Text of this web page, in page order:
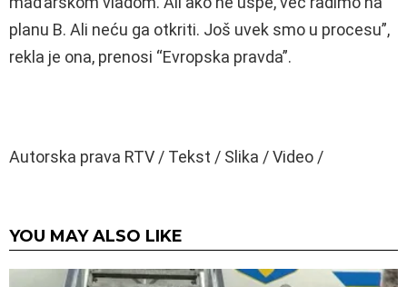
planu B. Ali neću ga otkriti. Još uvek smo u procesu”,
rekla je ona, prenosi “Evropska pravda”.
Autorska prava RTV / Tekst / Slika / Video /
YOU MAY ALSO LIKE